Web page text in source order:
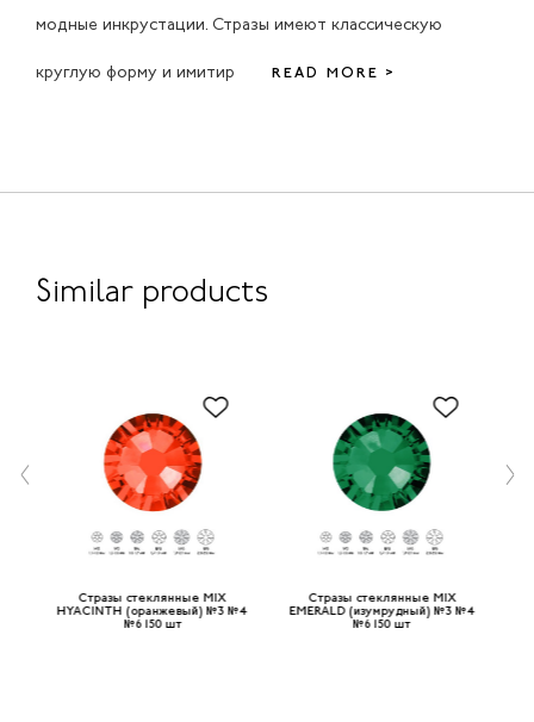
модные инкрустации. Стразы имеют классическую
круглую форму и имитир READ MORE >
Similar products
Стразы стеклянные MIX
HYACINTH (оранжевый) №3 №4
№6 150 шт
Стразы стеклянные MIX
EMERALD (изумрудный) №3 №4
№6 150 шт